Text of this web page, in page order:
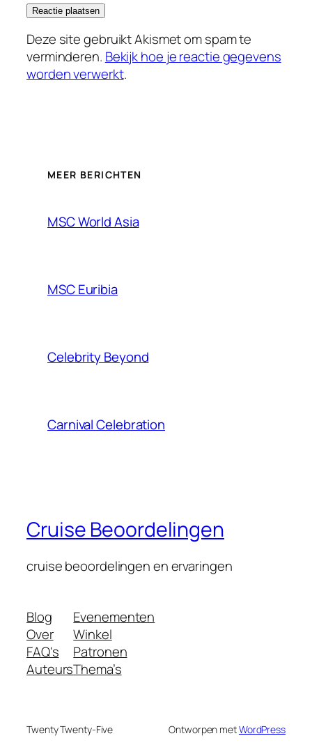
Deze site gebruikt Akismet om spam te
verminderen. Bekijk hoe je reactie gegevens
worden verwerkt.
MEER BERICHTEN
MSC World Asia
MSC Euribia
Celebrity Beyond
Carnival Celebration
Cruise Beoordelingen
cruise beoordelingen en ervaringen
Blog
Over
FAQ's
Auteurs
Evenementen
Winkel
Patronen
Thema’s
Twenty Twenty-Five Ontworpen metWordPress